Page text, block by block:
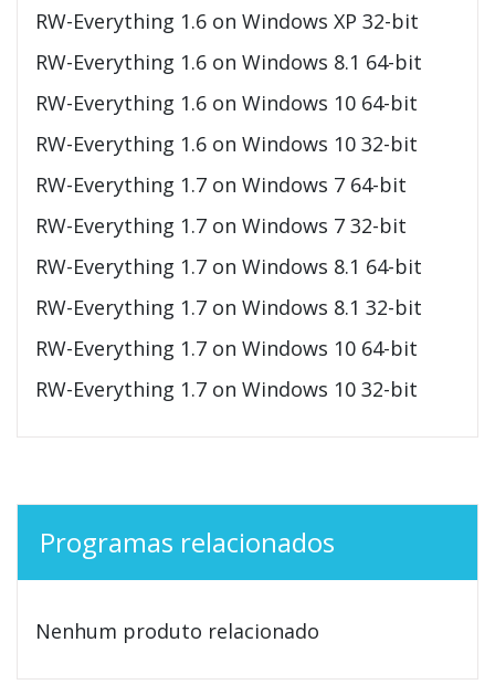
RW-Everything 1.6 on Windows XP 32-bit
RW-Everything 1.6 on Windows 8.1 64-bit
RW-Everything 1.6 on Windows 10 64-bit
RW-Everything 1.6 on Windows 10 32-bit
RW-Everything 1.7 on Windows 7 64-bit
RW-Everything 1.7 on Windows 7 32-bit
RW-Everything 1.7 on Windows 8.1 64-bit
RW-Everything 1.7 on Windows 8.1 32-bit
RW-Everything 1.7 on Windows 10 64-bit
RW-Everything 1.7 on Windows 10 32-bit
Programas relacionados
Nenhum produto relacionado